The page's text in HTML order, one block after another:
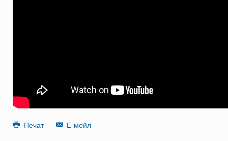
Печат Е-мейл